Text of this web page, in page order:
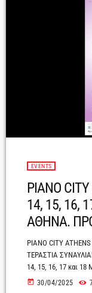
EVENTS
PIANO
14, 15, 16,
ΑΘΗΝΑ.
PIANO CITY
ΤΕΡΑΣΤΙΑ
14, 15, 16, 17 και
από 100 δωρεάν
today 30/04/2025